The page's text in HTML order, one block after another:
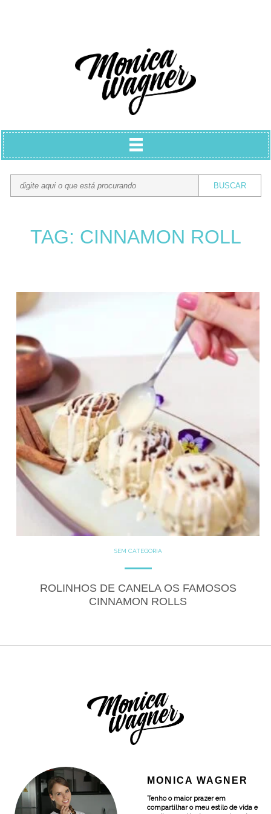
TAG: CINNAMON ROLL
SEM CATEGORIA
ROLINHOS DE CANELA OS FAMOSOS
CINNAMON ROLLS
MONICA WAGNER
Tenho o maior prazer em
compartilhar o meu estilo de vida e